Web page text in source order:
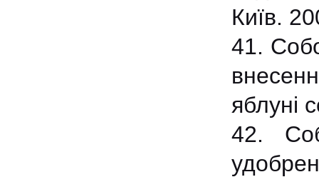
Київ.
41.
яблуні
42.